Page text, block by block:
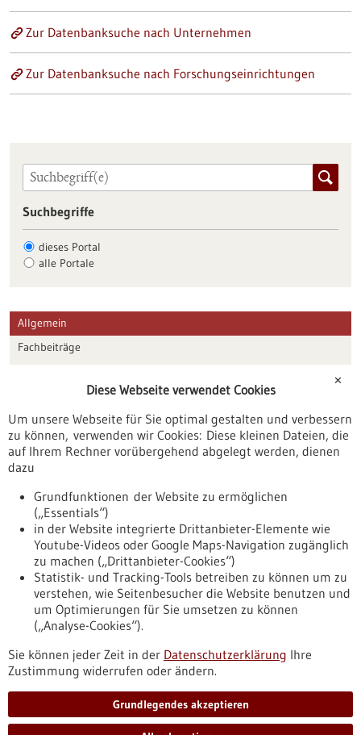
Zur Datenbanksuche nach Unternehmen
Zur Datenbanksuche nach Forschungseinrichtungen
Suchbegriffe
dieses Portal
alle Portale
Allgemein
Fachbeiträge
Veranstaltungen
Erscheinungsdatum
Nach oben
Informiert bleiben
Newsletter abonnieren
✕
Diese Webseite verwendet Cookies
Um unsere Webseite für Sie optimal gestalten und verbessern
zu können, verwenden wir Cookies: Diese kleinen Dateien, die
auf Ihrem Rechner vorübergehend abgelegt werden, dienen
dazu
Grundfunktionen der Website zu ermöglichen
(„Essentials“)
in der Website integrierte Drittanbieter-Elemente wie
Youtube-Videos oder Google Maps-Navigation zugänglich
zu machen („Drittanbieter-Cookies“)
Statistik- und Tracking-Tools betreiben zu können um zu
verstehen, wie Seitenbesucher die Website benutzen und
um Optimierungen für Sie umsetzen zu können
(„Analyse-Cookies“).
Sie können jeder Zeit in der Datenschutzerklärung Ihre
Zustimmung widerrufen oder ändern.
Grundlegendes akzeptieren